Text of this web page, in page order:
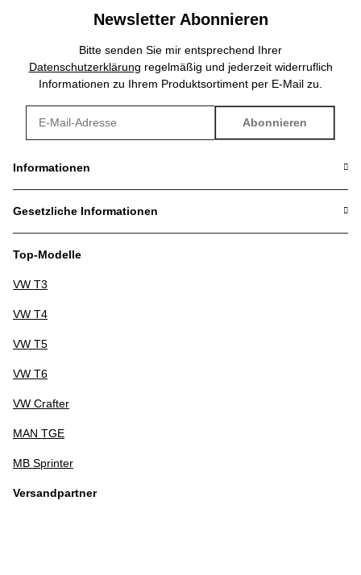
Newsletter Abonnieren
Bitte senden Sie mir entsprechend Ihrer
Datenschutzerklärung regelmäßig und jederzeit widerruflich
Informationen zu Ihrem Produktsortiment per E-Mail zu.
Abonnieren
Informationen
Gesetzliche Informationen
Top-Modelle
VW T3
VW T4
VW T5
VW T6
VW Crafter
MAN TGE
MB Sprinter
Versandpartner